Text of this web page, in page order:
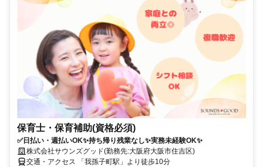
保育士・保育補助(資格必須)
✅日払い・週払いOK✨持ち帰り残業なし✨実務未経験OK✨
株式会社サウンズグッド(勤務先:大阪府大阪市住吉区)
交通・アクセス 「我孫子町駅」より徒歩10分